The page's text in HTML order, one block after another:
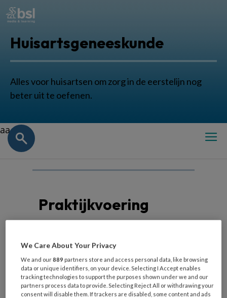
Huisartsgeneeskunde
Alles voor huisartsen om zorg in de eerstelijn nog
beter uit te oefenen.
aa
Praktijkvoering
Over praktijkvoering
huisarts
We Care About Your Privacy
We and our889 partners store and access personal data, like browsing
data or unique identifiers, on your device. Selecting I Accept enables
tracking technologies to support the purposes shown under we and our
partners process data to provide. Selecting Reject All or withdrawing your
consent will disable them. If trackers are disabled, some content and ads